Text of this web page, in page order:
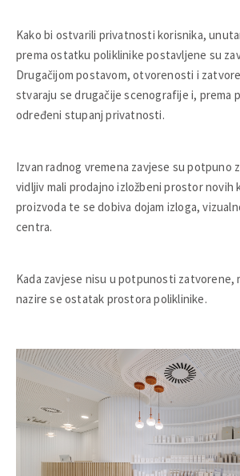
Kako bi ostvarili privatnosti korisnika,
prema ostatku poliklinike postavljene su
Drugačijom postavom, otvorenosti i
stvaraju se drugačije scenografije i, prema
određeni stupanj privatnosti.
Izvan radnog vremena zavjese su potpuno
vidljiv mali prodajno izložbeni prostor novih
proizvoda te se dobiva dojam izloga,
centra.
Kada zavjese nisu u potpunosti zatvorene,
nazire se ostatak prostora poliklinike.